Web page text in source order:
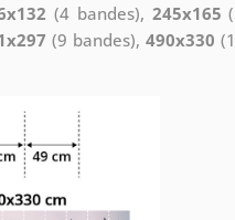
(4 bandes), 245x165
(9 bandes), 490x330